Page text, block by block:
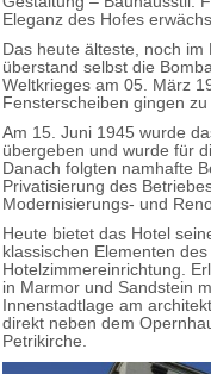
Eleganz des Hofes
Das heute älteste, noch
überstand selbst die
Weltkrieges am 05. März
Fensterscheiben gingen zu
Am 15. Juni 1945 wurde
übergeben und wurde für
Danach folgten namhafte
Privatisierung des
Modernisierungs- und
Heute bietet das Hotel
klassischen Elementen
Hotelzimmereinrichtung.
in Marmor und Sandstein
Innenstadtlage am
direkt neben dem
Petrikirche.